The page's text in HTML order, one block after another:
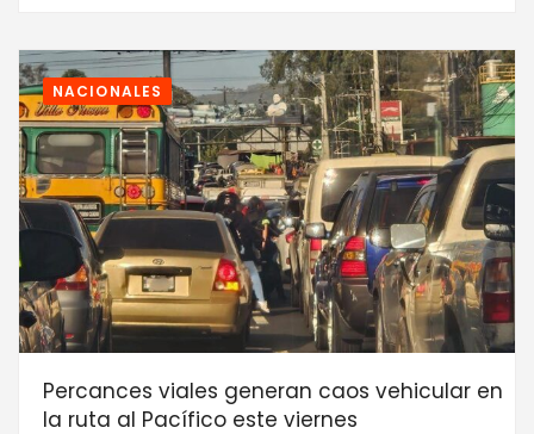
NACIONALES
Percances viales generan caos vehicular en
la ruta al Pacífico este viernes